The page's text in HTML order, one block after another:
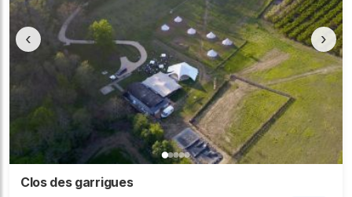
‹ ›
Clos des garrigues